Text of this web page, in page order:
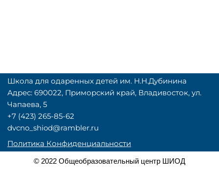
Школа для одаренных детей им. Н.Н.Дубинина
Адрес: 690022, Приморский край, Владивосток, ул.
Чапаева, 5
+7 (423) 265-85-62
dvcno_shiod@rambler.ru
Политика Конфиденциальности
© 2022 Общеобразовательный центр ШИОД